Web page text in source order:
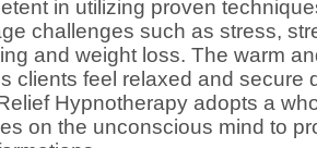
in utilizing proven
challenges such as stress,
and weight loss. The warm
clients feel relaxed and secure
Hypnotherapy adopts a
on the unconscious mind to